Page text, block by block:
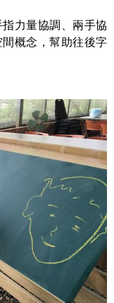
力量協調、兩手協
概念，幫助往後字